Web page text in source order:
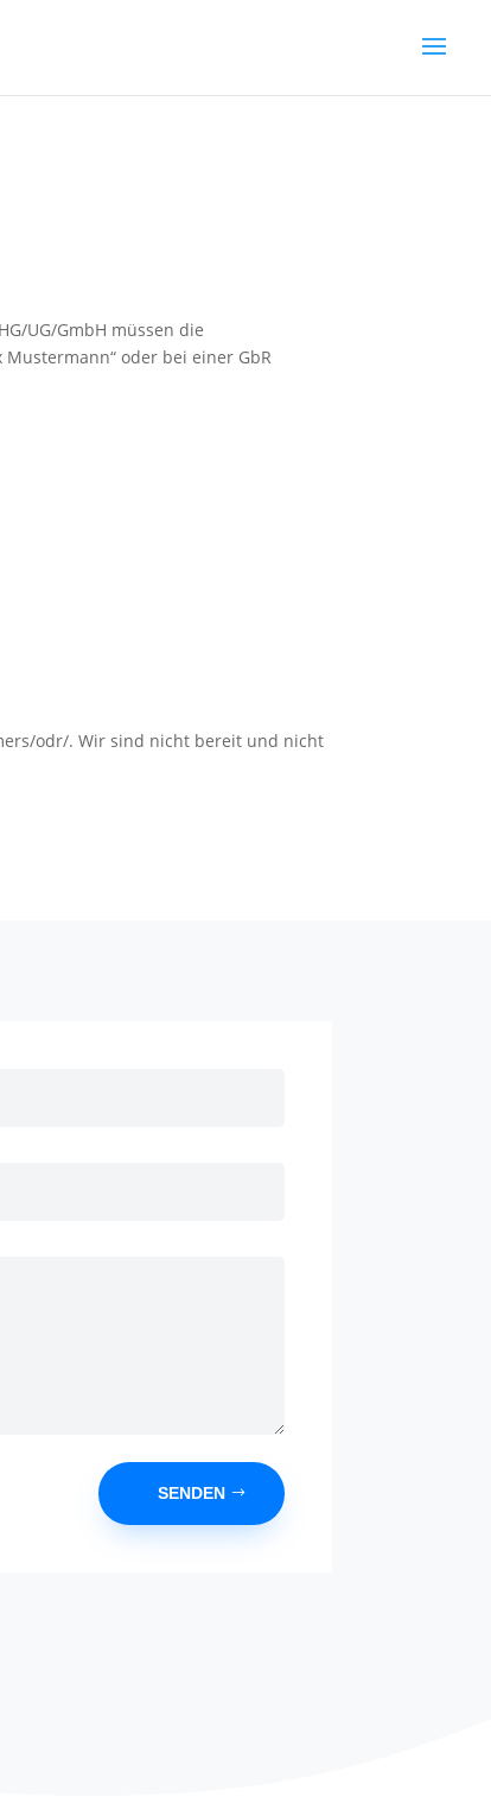
UG/GmbH müssen die
oder bei einer GbR
odr/. Wir sind nicht bereit und nicht
SENDEN